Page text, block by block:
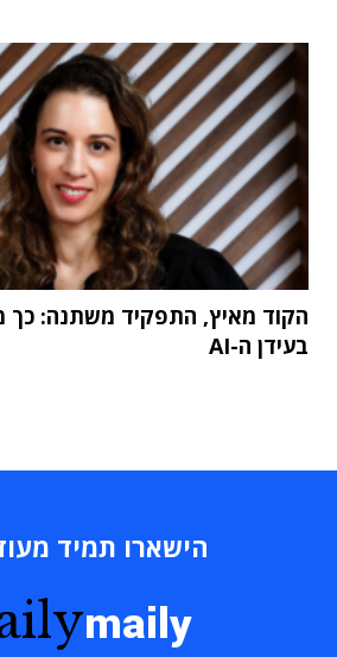
הקוד מאיץ, התפקיד משתנה: כך
בעידן ה-AI
הישארו תמיד
maily